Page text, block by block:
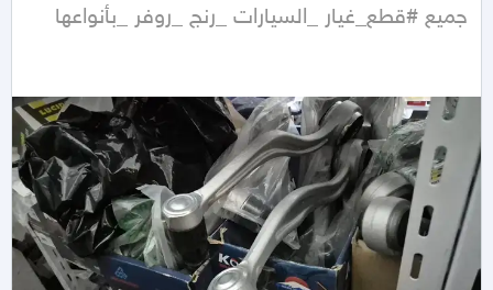
جميع #قطع_غيار _السيارات _رنج _روفر _بأنواعها